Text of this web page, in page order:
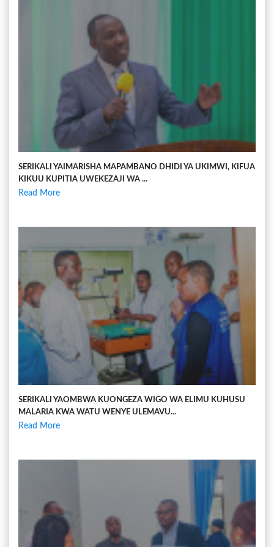
SERIKALI YAIMARISHA MAPAMBANO DHIDI YA UKIMWI, KIFUA
KIKUU KUPITIA UWEKEZAJI WA ...
Read More
SERIKALI YAOMBWA KUONGEZA WIGO WA ELIMU KUHUSU
MALARIA KWA WATU WENYE ULEMAVU...
Read More